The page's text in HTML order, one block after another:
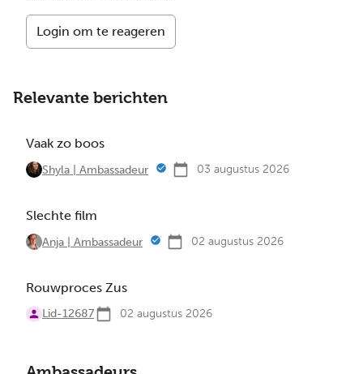
Login om te reageren
Relevante berichten
Vaak zo boos
Shyla | Ambassadeur 03 augustus 2026
Slechte film
Anja | Ambassadeur 02 augustus 2026
Rouwproces Zus
Lid-12687 02 augustus 2026